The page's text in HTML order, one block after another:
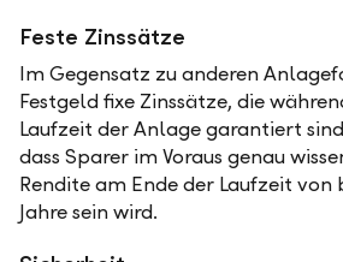
Feste Zinssätze
Im Gegensatz zu anderen
Festgeld fixe Zinssätze, die
Laufzeit der Anlage garantiert
dass Sparer im Voraus genau
Rendite am Ende der Laufzeit von
Jahre sein wird.